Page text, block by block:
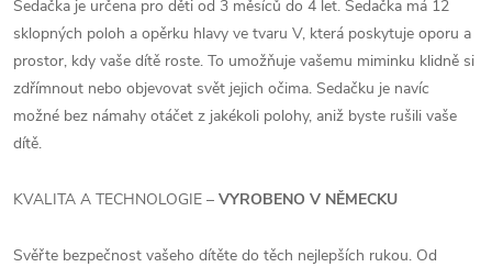
Sedačka je určena pro děti od 3 měsíců do 4 let. Sedačka má 12
sklopných poloh a opěrku hlavy ve tvaru V, která poskytuje oporu a
prostor, kdy vaše dítě roste. To umožňuje vašemu miminku klidně si
zdřímnout nebo objevovat svět jejich očima. Sedačku je navíc
možné bez námahy otáčet z jakékoli polohy, aniž byste rušili vaše
dítě.
KVALITA A TECHNOLOGIE – VYROBENO V NĚMECKU
Svěřte bezpečnost vašeho dítěte do těch nejlepších rukou. Od